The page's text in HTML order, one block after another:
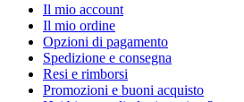
Il mio account
Il mio ordine
Opzioni di pagamento
Spedizione e consegna
Resi e rimborsi
Promozioni e buoni acquisto